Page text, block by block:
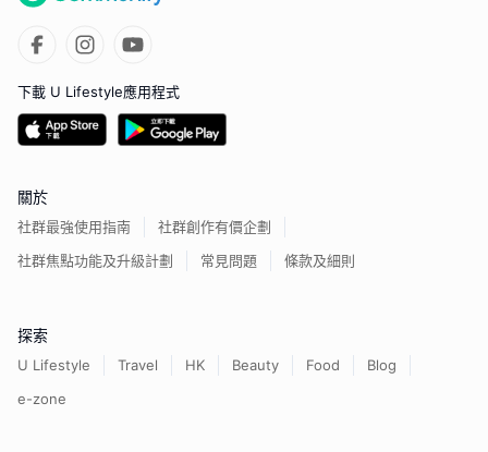
下載 U Lifestyle應用程式
關於
社群最強使用指南
社群創作有價企劃
社群焦點功能及升級計劃
常見問題 條款及細則
探索
U Lifestyle Travel HK Beauty Food
Blog
e-zone